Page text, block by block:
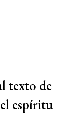
texto de
espíritu